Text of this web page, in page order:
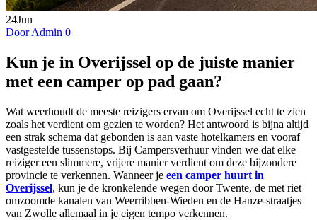
24Jun
Door Admin 0
Kun je in Overijssel op de juiste manier
met een camper op pad gaan?
Wat weerhoudt de meeste reizigers ervan om Overijssel echt te zien
zoals het verdient om gezien te worden? Het antwoord is bijna altijd
een strak schema dat gebonden is aan vaste hotelkamers en vooraf
vastgestelde tussenstops. Bij Campersverhuur vinden we dat elke
reiziger een slimmere, vrijere manier verdient om deze bijzondere
provincie te verkennen. Wanneer je een camper huurt in
Overijssel, kun je de kronkelende wegen door Twente, de met riet
omzoomde kanalen van Weerribben-Wieden en de Hanze-straatjes
van Zwolle allemaal in je eigen tempo verkennen.